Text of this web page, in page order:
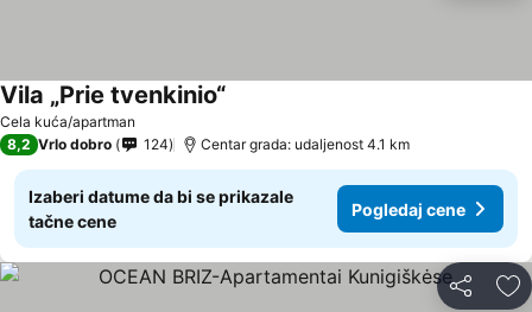
Cela kuća/apartman
Vila „Prie tvenkinio“
8,2 Vrlo dobro 124 Centar grada: udaljenost 4.1 km
Izaberi datume da bi se prikazale
tačne cene
Pogledaj cene
Deli